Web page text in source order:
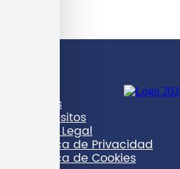
Bases
Requisitos
Aviso Legal
Política de Privacidad
Política de Cookies